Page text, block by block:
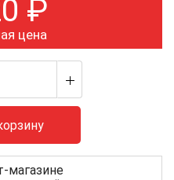
₽
цена
магазине